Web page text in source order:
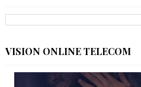
VISION ONLINE TELECOM